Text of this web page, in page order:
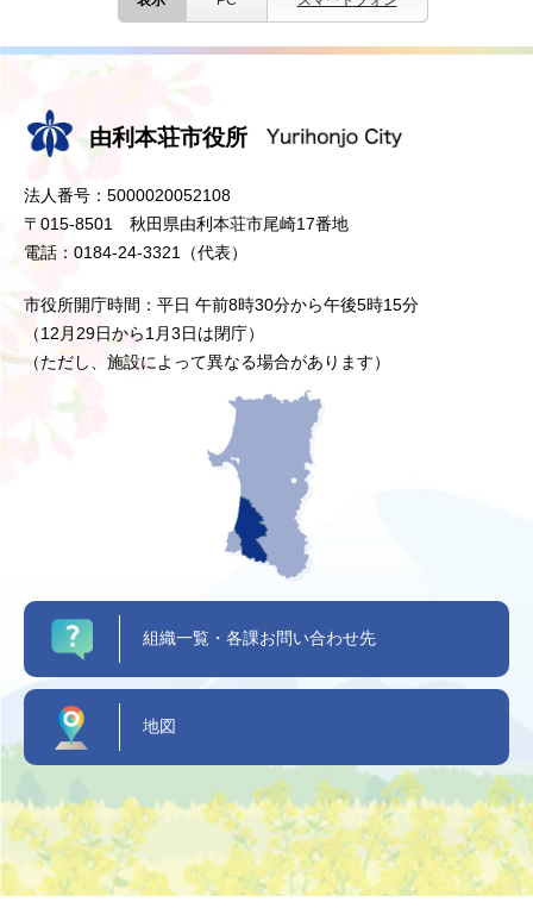
由利本荘市役所
法人番号：5000020052108
〒015-8501 秋田県由利本荘市尾崎17番地
電話：0184-24-3321（代表）
市役所開庁時間：平日 午前8時30分から午後5時15分
（12月29日から1月3日は閉庁）
（ただし、施設によって異なる場合があります）
組織一覧・各課お問い合わせ先
地図